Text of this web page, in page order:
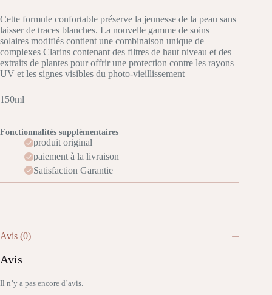
Cette formule confortable préserve la jeunesse de la peau sans
laisser de traces blanches. La nouvelle gamme de soins
solaires modifiés contient une combinaison unique de
complexes Clarins contenant des filtres de haut niveau et des
extraits de plantes pour offrir une protection contre les rayons
UV et les signes visibles du photo-vieillissement
150ml
Fonctionnalités supplémentaires
produit original
paiement à la livraison
Satisfaction Garantie
Avis (0)
Avis
Il n’y a pas encore d’avis.